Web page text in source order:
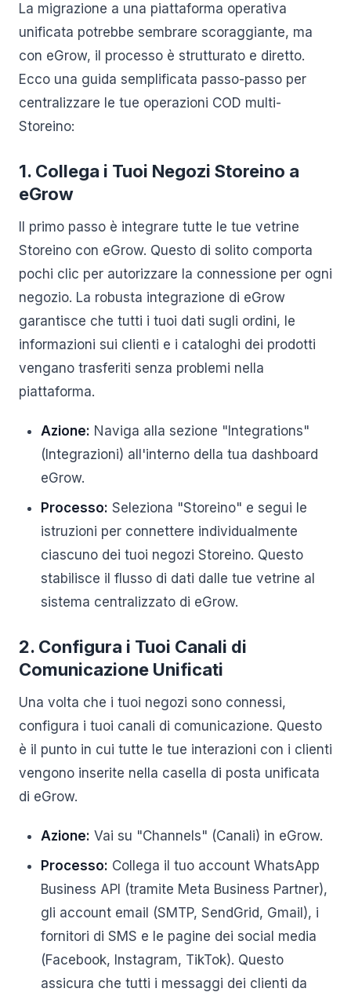
La migrazione a una piattaforma operativa
unificata potrebbe sembrare scoraggiante, ma
con eGrow, il processo è strutturato e diretto.
Ecco una guida semplificata passo-passo per
centralizzare le tue operazioni COD multi-
Storeino:
1. Collega i Tuoi Negozi Storeino a
eGrow
Il primo passo è integrare tutte le tue vetrine
Storeino con eGrow. Questo di solito comporta
pochi clic per autorizzare la connessione per ogni
negozio. La robusta integrazione di eGrow
garantisce che tutti i tuoi dati sugli ordini, le
informazioni sui clienti e i cataloghi dei prodotti
vengano trasferiti senza problemi nella
piattaforma.
Azione: Naviga alla sezione "Integrations"
(Integrazioni) all'interno della tua dashboard
eGrow.
Processo: Seleziona "Storeino" e segui le
istruzioni per connettere individualmente
ciascuno dei tuoi negozi Storeino. Questo
stabilisce il flusso di dati dalle tue vetrine al
sistema centralizzato di eGrow.
2. Configura i Tuoi Canali di
Comunicazione Unificati
Una volta che i tuoi negozi sono connessi,
configura i tuoi canali di comunicazione. Questo
è il punto in cui tutte le tue interazioni con i clienti
vengono inserite nella casella di posta unificata
di eGrow.
Azione: Vai su "Channels" (Canali) in eGrow.
Processo: Collega il tuo account WhatsApp
Business API (tramite Meta Business Partner),
gli account email (SMTP, SendGrid, Gmail), i
fornitori di SMS e le pagine dei social media
(Facebook, Instagram, TikTok). Questo
assicura che tutti i messaggi dei clienti da